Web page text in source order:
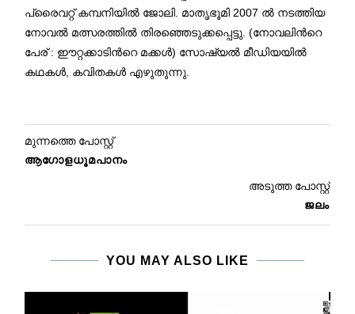
പ്രൈവറ്റ് കമ്പനിയിൽ ജോലി. മാതൃഭൂമി 2007 ൽ നടത്തിയ
നോവൽ മത്സരത്തിൽ തിരഞ്ഞെടുക്കപ്പെട്ടു. (നോവലിന്‍റെ
പേര് : ഈറ്റക്കാടിന്‍റെ മക്കൾ) സോഷ്യൽ മീഡിയയിൽ
കഥകൾ, കവിതകൾ എഴുതുന്നു.
മുന്നത്തെ പോസ്റ്റ്
ആഗോളധൂമപാനം
അടുത്ത പോസ്റ്റ്
ജലം
YOU MAY ALSO LIKE